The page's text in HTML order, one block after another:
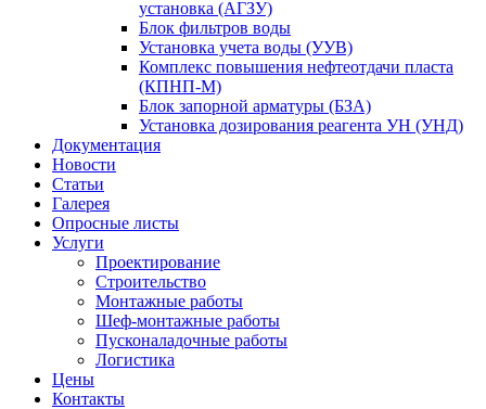
установка (АГЗУ)
Блок фильтров воды
Установка учета воды (УУВ)
Комплекс повышения нефтеотдачи пласта
(КПНП-М)
Блок запорной арматуры (БЗА)
Установка дозирования реагента УН (УНД)
Документация
Новости
Статьи
Галерея
Опросные листы
Услуги
Проектирование
Строительство
Монтажные работы
Шеф-монтажные работы
Пусконаладочные работы
Логистика
Цены
Контакты